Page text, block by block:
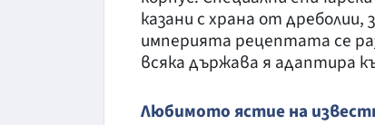
казани с храна от
империята рецептата се
всяка държава я адаптира
Любимото ястие на